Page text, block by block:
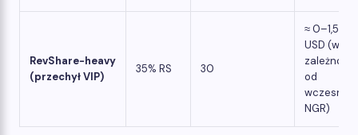
RevShare-heavy
(przechył VIP)
35% RS 30
≈ 0–1,500
USD (w
zależności
od
NGR)